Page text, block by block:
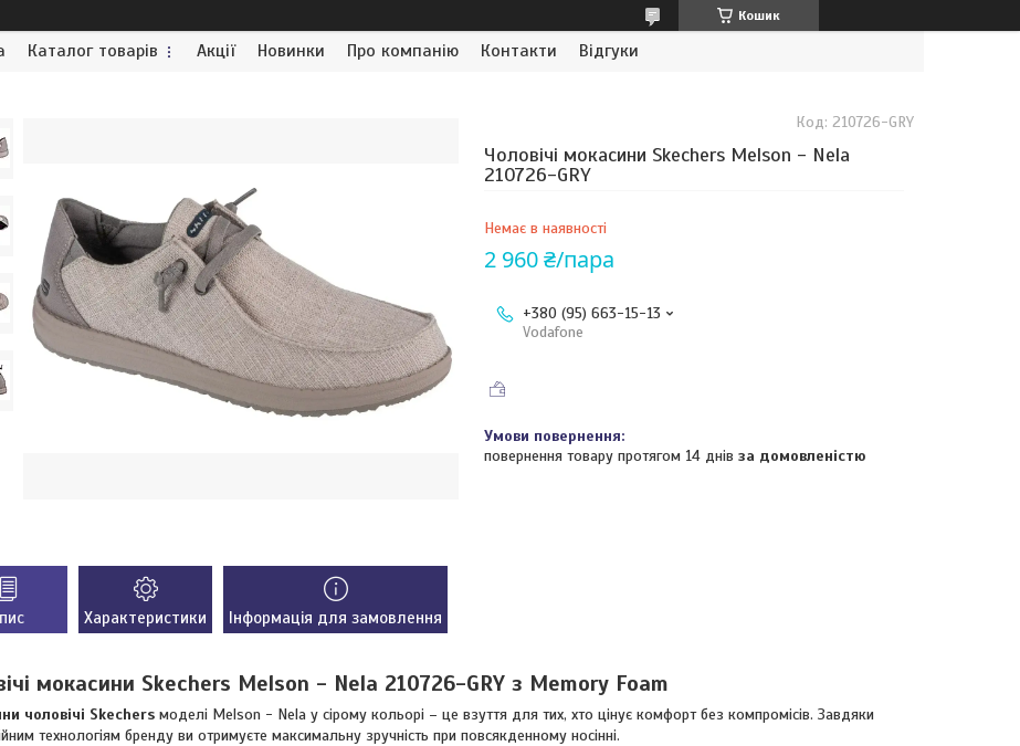
Кошик
Каталог товарів Акції Новинки Про компанію Контакти Відгуки
Чоловічі мокасини Skechers Melson - Nela
210726-GRY
Немає в наявності
Код:210726-GRY
2 960 ₴/пара
+380 (95) 663-15-13
Vodafone
повернення товару протягом 14 днів за домовленістю
Характеристики Інформація для замовлення
мокасини Skechers Melson - Nela 210726-GRY з Memory Foam
чоловічі Skechers моделі Melson - Nela у сірому кольорі – це взуття для тих, хто цінує комфорт без компромісів. Завдяки
технологіям бренду ви отримуєте максимальну зручність при повсякденному носінні.